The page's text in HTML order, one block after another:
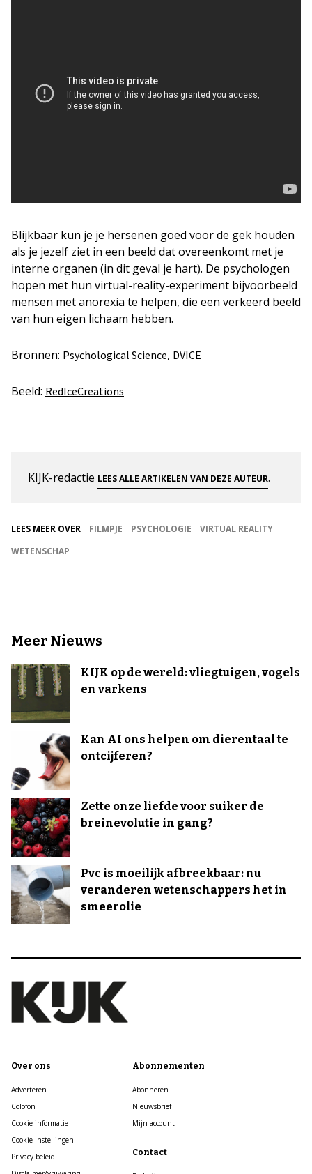
Blijkbaar kun je je hersenen goed voor de gek houden
als je jezelf ziet in een beeld dat overeenkomt met je
interne organen (in dit geval je hart). De psychologen
hopen met hun virtual-reality-experiment bijvoorbeeld
mensen met anorexia te helpen, die een verkeerd beeld
van hun eigen lichaam hebben.
Bronnen: Psychological Science, DVICE
Beeld: RedIceCreations
KIJK-redactie LEES ALLE ARTIKELEN VAN DEZE AUTEUR.
LEES MEER OVER FILMPJE PSYCHOLOGIE
VIRTUAL REALITY
WETENSCHAP
Meer Nieuws
KIJK op de wereld: vliegtuigen, vogels
en varkens
Kan AI ons helpen om dierentaal te
ontcijferen?
Zette onze liefde voor suiker de
breinevolutie in gang?
Pvc is moeilijk afbreekbaar: nu
veranderen wetenschappers het in
smeerolie
Over ons
Adverteren
Colofon
Cookie informatie
Cookie Instellingen
Privacy beleid
Abonnementen
Abonneren
Nieuwsbrief
Mijn account
Contact